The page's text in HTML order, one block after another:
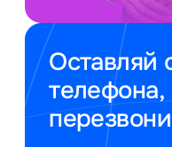
Оставляй